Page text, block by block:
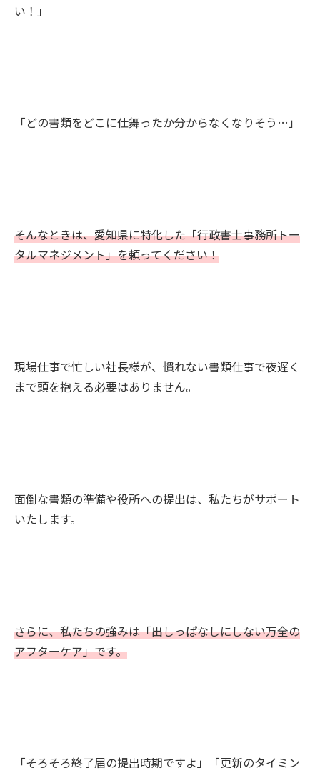
い！」
「どの書類をどこに仕舞ったか分からなくなりそう…」
そんなときは、愛知県に特化した「行政書士事務所トー
タルマネジメント」を頼ってください！
現場仕事で忙しい社長様が、慣れない書類仕事で夜遅く
まで頭を抱える必要はありません。
面倒な書類の準備や役所への提出は、私たちがサポート
いたします。
さらに、私たちの強みは「出しっぱなしにしない万全の
アフターケア」です。
「そろそろ終了届の提出時期ですよ」「更新のタイミン